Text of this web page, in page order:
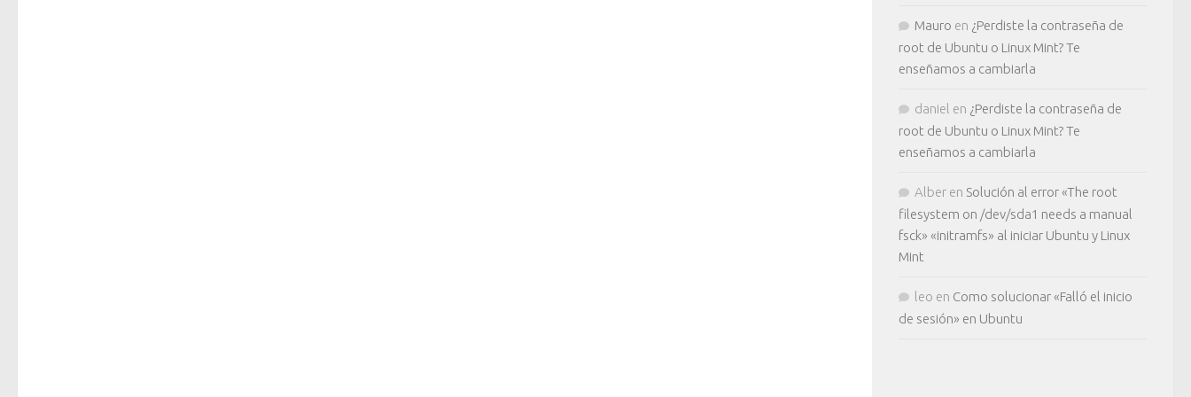
Mauro en ¿Perdiste la contraseña de
root de Ubuntu o Linux Mint? Te
enseñamos a cambiarla
daniel en ¿Perdiste la contraseña de
root de Ubuntu o Linux Mint? Te
enseñamos a cambiarla
Alber en Solución al error «The root
filesystem on /dev/sda1 needs a manual
fsck» «initramfs» al iniciar Ubuntu y Linux
Mint
leo en Como solucionar «Falló el inicio
de sesión» en Ubuntu